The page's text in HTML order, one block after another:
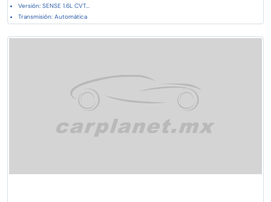
Versión: SENSE 1.6L CVT...
Transmisión: Automática